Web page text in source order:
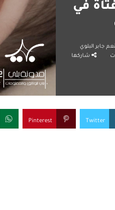
في
جابر البلوي
شاركها
Twitter
Pinterest